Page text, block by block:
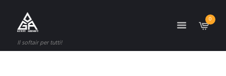
Il softair per tutti!
0